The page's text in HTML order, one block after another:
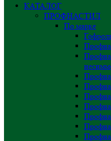
КАТАЛОГ
ПРОФНАСТИЛ
По марке